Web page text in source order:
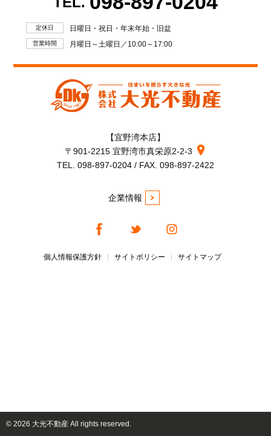
定休日 日曜日・祝日・年末年始・旧盆
営業時間 月曜日～土曜日／10:00～17:00
【宜野湾本店】
〒901-2215 宜野湾市真栄原2-2-3
TEL. 098-897-0204 / FAX. 098-897-2422
企業情報
個人情報保護方針 サイトポリシー サイトマップ
© 2026 大光不動産 All rights reserved.